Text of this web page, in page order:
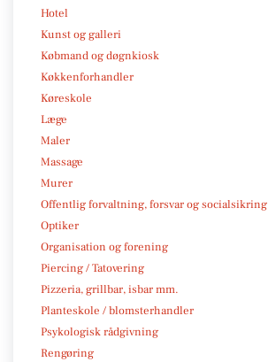
Hotel
Kunst og galleri
Købmand og døgnkiosk
Køkkenforhandler
Køreskole
Læge
Maler
Massage
Murer
Offentlig forvaltning, forsvar og socialsikring
Optiker
Organisation og forening
Piercing / Tatovering
Pizzeria, grillbar, isbar mm.
Planteskole / blomsterhandler
Psykologisk rådgivning
Rengøring